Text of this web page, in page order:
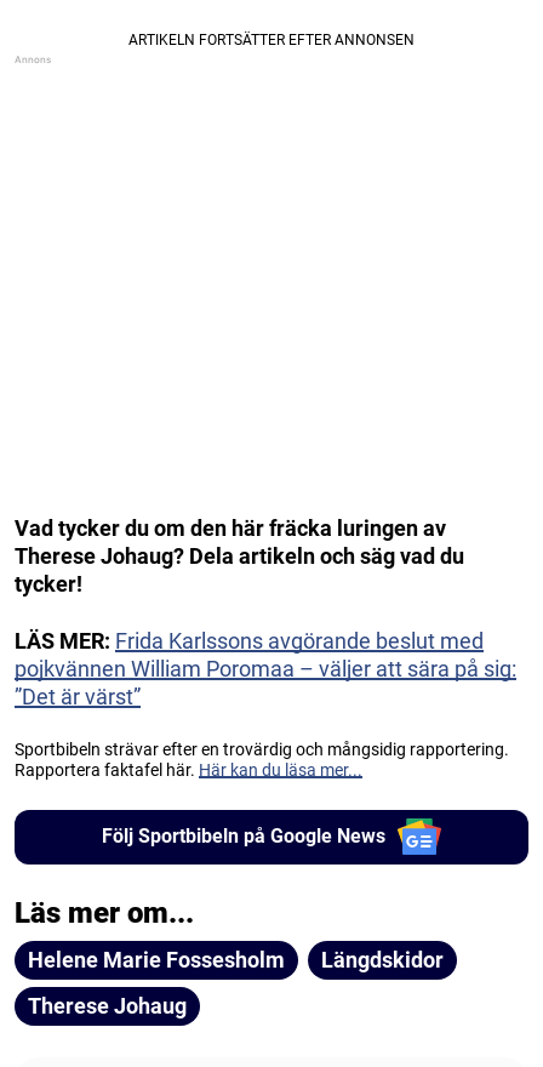
Vad tycker du om den här fräcka luringen av
Therese Johaug? Dela artikeln och säg vad du
tycker!
LÄS MER: Frida Karlssons avgörande beslut med
pojkvännen William Poromaa – väljer att sära på sig:
”Det är värst”
Sportbibeln strävar efter en trovärdig och mångsidig rapportering.
Rapportera faktafel här. Här kan du läsa mer...
Följ Sportbibeln på Google News
Läs mer om...
Helene Marie Fossesholm
Längdskidor
Therese Johaug